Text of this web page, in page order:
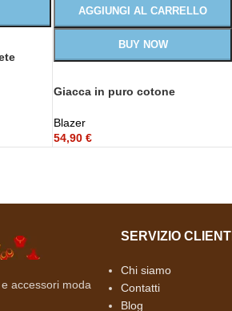
AGGIUNGI AL CARRELLO
BUY NOW
Giacca in puro cotone
Blazer
54,90 €
accessori moda
SERVIZIO CLIENTI
Chi siamo
Contatti
Blog